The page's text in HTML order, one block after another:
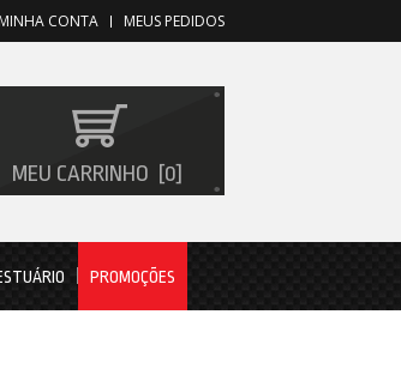
MEUS PEDIDOS
MINHA CONTA
MEU CARRINHO 0
PROMOÇÕES